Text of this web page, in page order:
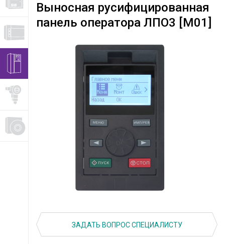
Выносная русифицированная
панель оператора ЛПО3 [M01]
ЗАДАТЬ ВОПРОС СПЕЦИАЛИСТУ